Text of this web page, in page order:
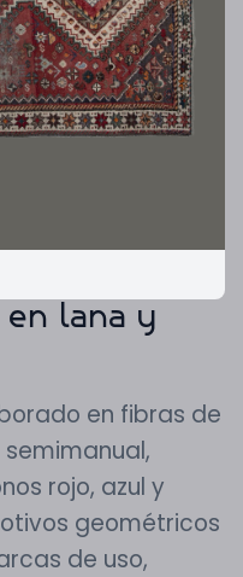
en lana y
en fibras de
rojo, azul y
geométricos
de uso,